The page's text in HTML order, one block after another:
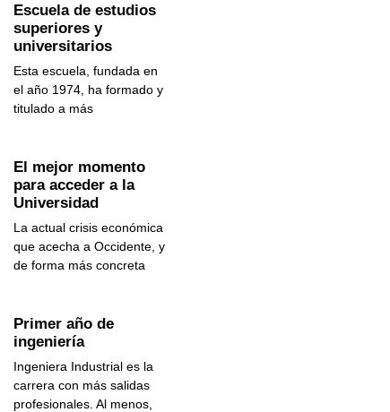
Escuela de estudios
superiores y
universitarios
Esta escuela, fundada en
el año 1974, ha formado y
titulado a más
El mejor momento
para acceder a la
Universidad
La actual crisis económica
que acecha a Occidente, y
de forma más concreta
Primer año de
ingeniería
Ingeniera Industrial es la
carrera con más salidas
profesionales. Al menos,